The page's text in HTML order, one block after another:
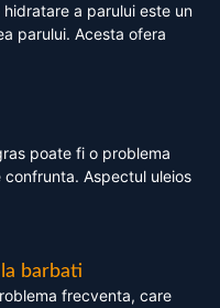
a parului este un
parului. Acesta ofera
poate fi o problema
Aspectul uleios
barbati
frecventa, care